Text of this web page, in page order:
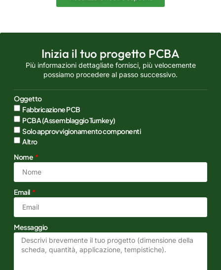
Inizia il tuo progetto PCBA
Più informazioni dettagliate fornisci, più velocemente
possiamo procedere al passo successivo.
Oggetto
Fabbricazione PCB
PCBA (Assemblaggio Turnkey)
Solo approvvigionamento componenti
Altro
Nome
Email
Messaggio